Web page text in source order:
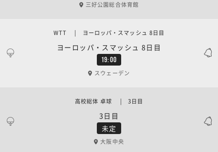
三好公園総合体育館
19:00
ヨーロッパ・スマッシュ 8日目
WTT | ヨーロッパ・スマッシュ 8日目
スウェーデン
未定
3日目
高校総体 卓球 | 3日目
大阪中央